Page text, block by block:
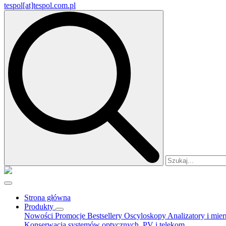
tespol[at]tespol.com.pl
Strona główna
Produkty
Nowości Promocje Bestsellery Oscyloskopy Analizatory i